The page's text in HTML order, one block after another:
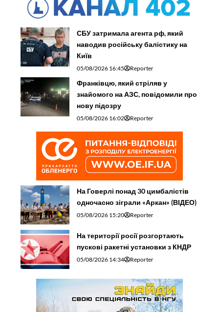
СБУ затримала агента рф, який
наводив російську балістику на
Київ
05/08/2026 16:45 Reporter
Франківцю, який стріляв у
знайомого на АЗС, повідомили про
нову підозру
05/08/2026 16:02 Reporter
На Говерлі понад 30 цимбалістів
одночасно зіграли «Аркан» (ВІДЕО)
05/08/2026 15:20 Reporter
На території росії розгортають
пускові ракетні установки з КНДР
05/08/2026 14:34 Reporter